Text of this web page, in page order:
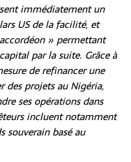
immédiatement un
US de la facilité, et
» permettant
par la suite. Grâce à
de refinancer une
des projets au Nigéria,
ses opérations dans
incluent notamment
souverain basé au